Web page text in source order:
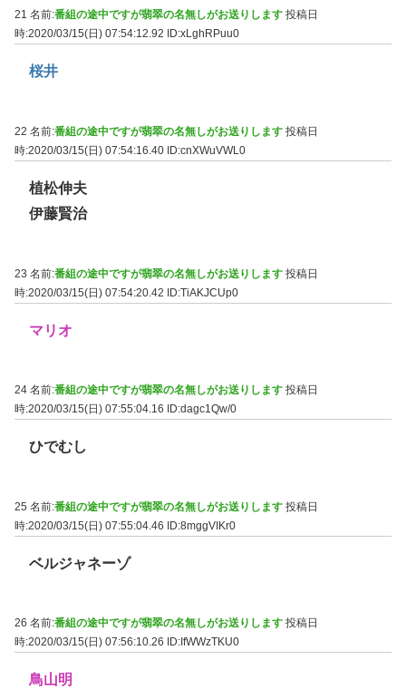
21 名前:番組の途中ですが翡翠の名無しがお送りします 投稿日
時:2020/03/15(日) 07:54:12.92
ID:xLghRPuu0
桜井
22 名前:番組の途中ですが翡翠の名無しがお送りします 投稿日
時:2020/03/15(日) 07:54:16.40 ID:cnXWuVWL0
植松伸夫
伊藤賢治
23 名前:番組の途中ですが翡翠の名無しがお送りします 投稿日
時:2020/03/15(日) 07:54:20.42 ID:TiAKJCUp0
マリオ
24 名前:番組の途中ですが翡翠の名無しがお送りします 投稿日
時:2020/03/15(日) 07:55:04.16
ID:dagc1Qw/0
ひでむし
25 名前:番組の途中ですが翡翠の名無しがお送りします 投稿日
時:2020/03/15(日) 07:55:04.46 ID:8mggVIKr0
ベルジャネーゾ
26 名前:番組の途中ですが翡翠の名無しがお送りします 投稿日
時:2020/03/15(日) 07:56:10.26
ID:IfWWzTKU0
鳥山明